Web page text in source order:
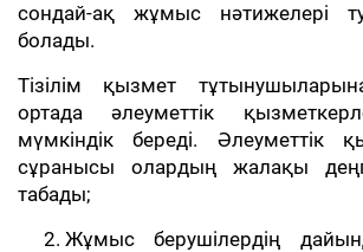
сондай-ақ жұмыс нәтижелері
болады.
Тізілім қызмет
ортада әлеуметтік
мүмкіндік береді. Әлеуметтік
сұранысы олардың жалақы
табады;
Жұмыс берушілердің